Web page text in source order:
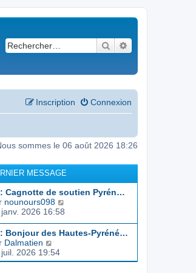
Rechercher
Connexion
Inscription
sommes le 06 août 2026 18:26
MESSAGE
Cagnotte de soutien Pyrén…
nounours098
s
t
2026 16:58
Bonjour des Hautes-Pyréné…
Dalmatien
o
n
juil. 2026 19:54